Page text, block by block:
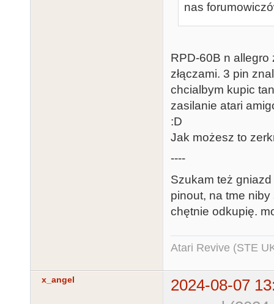
nas
RPD-60B n
złączami. 3 pin
chcialbym kupic
zasilanie atari
:D
Jak możesz to
----
Szukam też
pinout, na tme
chętnie odkupię.
Atari Revive (STE
x_angel
2024-08-07